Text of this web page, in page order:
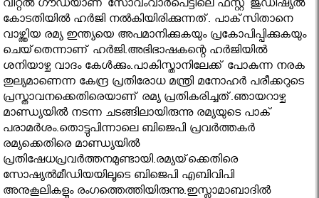
വിറ്റല്‍ ഗൗഡയാണ് സോവംവാര്‍പെട്ടിലെ ഫസ്റ്റ് ജുഡീഷ്യല്‍
കോടതിയില്‍ ഹര്‍ജി നല്‍കിയിരിക്കുന്നത്. പാക്‌സിതാനെ
വാഴ്ത്തിയ രമ്യ ഇന്ത്യയെ അപമാനിക്കുകയും പ്രകോപിപ്പിക്കുകയും
ചെയ്‌തെന്നാണ് ഹര്‍ജി.അഭിഭാഷകന്റെ ഹര്‍ജിയില്‍
ശനിയാഴ്ച വാദം കേള്‍ക്കും.പാകിസ്താനിലേക്ക് പോകുന്ന നരക
തുല്യമാണെന്ന കേന്ദ്ര പ്രതിരോധ മന്ത്രി മനോഹര്‍ പരീക്കറുടെ
പ്രസ്താവനക്കെതിരെയാണ് രമ്യ പ്രതികരിച്ചത്.ഞായറാഴ്ച
മാണ്ഡ്യയില്‍ നടന്ന ചടങ്ങിലായിരുന്നു രമ്യയുടെ പാക്
പരാമര്‍ശം.തൊട്ടുപിന്നാലെ ബിജെപി പ്രവര്‍ത്തകര്‍
രമ്യക്കെതിരെ മാണ്ഡ്യയില്‍
പ്രതിഷേധപ്രവര്‍ത്തനമുണ്ടായി.രമ്യയ്‌ക്കെതിരെ
സോഷ്യല്‍മീഡിയയിലൂടെ ബിജെപി എബിവിപി
അനുകൂലികളും രംഗത്തെത്തിയിരുന്നു.ഇസ്ലാമാബാദില്‍